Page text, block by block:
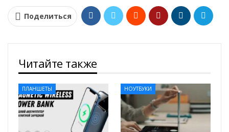
Поделиться
Читайте также
ПЛАНШЕТЫ НОУТБУКИ